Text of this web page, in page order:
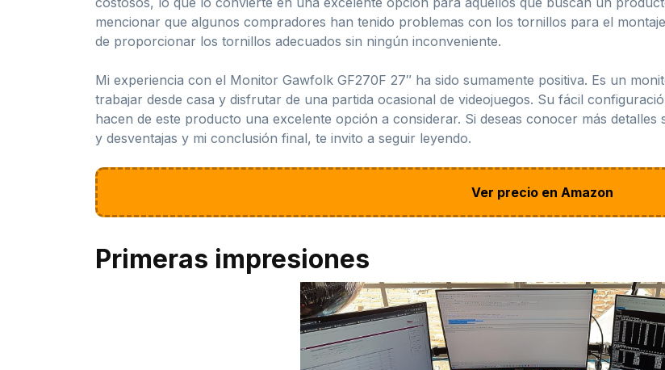
mencionar que algunos compradores han tenido problemas con los tornillos para el
de proporcionar los tornillos adecuados sin ningún inconveniente.
Mi experiencia con el Monitor Gawfolk GF270F 27″ ha sido sumamente positiva. Es un
trabajar desde casa y disfrutar de una partida ocasional de videojuegos. Su fácil
hacen de este producto una excelente opción a considerar. Si deseas conocer más
y desventajas y mi conclusión final, te invito a seguir leyendo.
Ver precio en Amazon
Primeras impresiones